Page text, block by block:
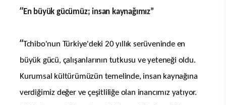
“En büyük gücümüz; insan kaynağımız”
“Tchibo'nun Türkiye'deki 20 yıllık serüveninde en
büyük gücü, çalışanlarının tutkusu ve yeteneği oldu.
Kurumsal kültürümüzün temelinde, insan kaynağına
verdiğimiz değer ve çeşitliliğe olan inancımız yatıyor.